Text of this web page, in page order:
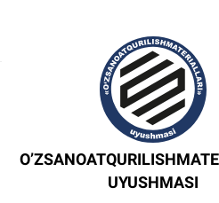
UYUSHMASI